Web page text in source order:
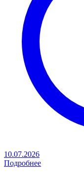
10.07.2026
Подробнее